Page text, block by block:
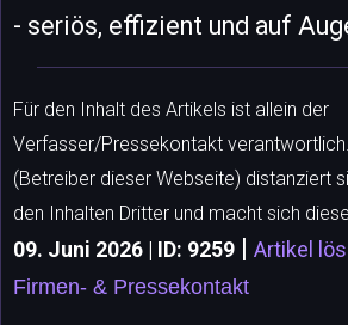
- seriös, effizient und auf
Für den Inhalt des Artikels ist allein der
Verfasser/Pressekontakt
(Betreiber dieser Webseite) distanziert
den Inhalten Dritter und macht sich
09. Juni 2026 | ID: 9259 | Artikel
Firmen- & Pressekontakt